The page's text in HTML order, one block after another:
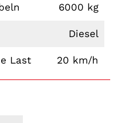
6000 kg
Diesel
Last 20 km/h